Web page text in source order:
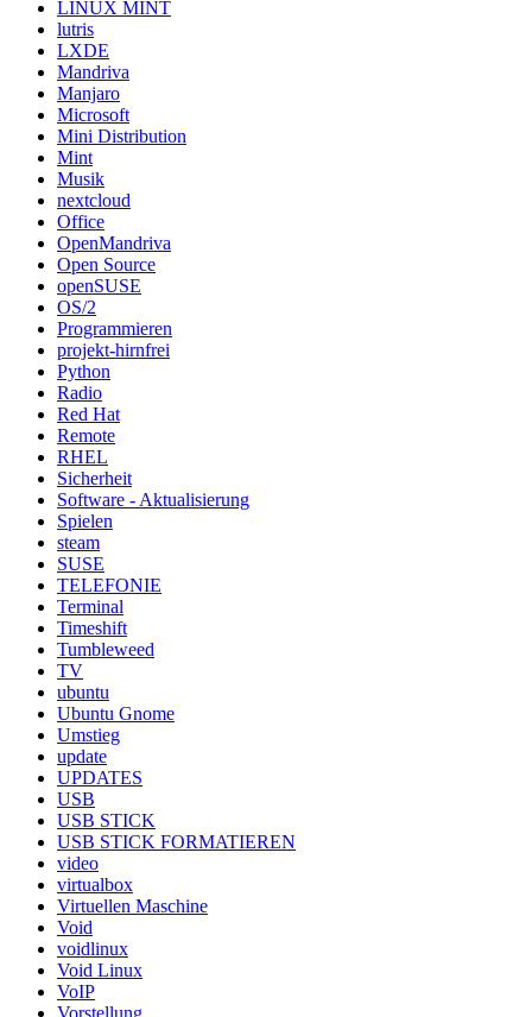
LINUX MINT
lutris
LXDE
Mandriva
Manjaro
Microsoft
Mini Distribution
Mint
Musik
nextcloud
Office
OpenMandriva
Open Source
openSUSE
OS/2
Programmieren
projekt-hirnfrei
Python
Radio
Red Hat
Remote
RHEL
Sicherheit
Software - Aktualisierung
Spielen
steam
SUSE
TELEFONIE
Terminal
Timeshift
Tumbleweed
TV
ubuntu
Ubuntu Gnome
Umstieg
update
UPDATES
USB
USB STICK
USB STICK FORMATIEREN
video
virtualbox
Virtuellen Maschine
Void
voidlinux
Void Linux
VoIP
Vorstellung